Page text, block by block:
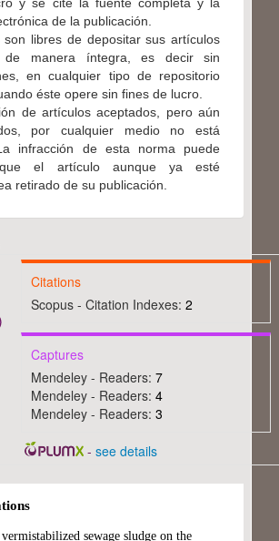
de la publicación.
son libres de depositar sus artículos
de manera íntegra, es decir sin
en cualquier tipo de repositorio
éste opere sin fines de lucro.
de artículos aceptados, pero aún
por cualquier medio no está
infracción de esta norma puede
que el artículo aunque ya esté
retirado de su publicación.
Citations
Scopus - Citation Indexes: 2
Captures
Mendeley - Readers: 7
Mendeley - Readers: 4
Mendeley - Readers: 3
-see details